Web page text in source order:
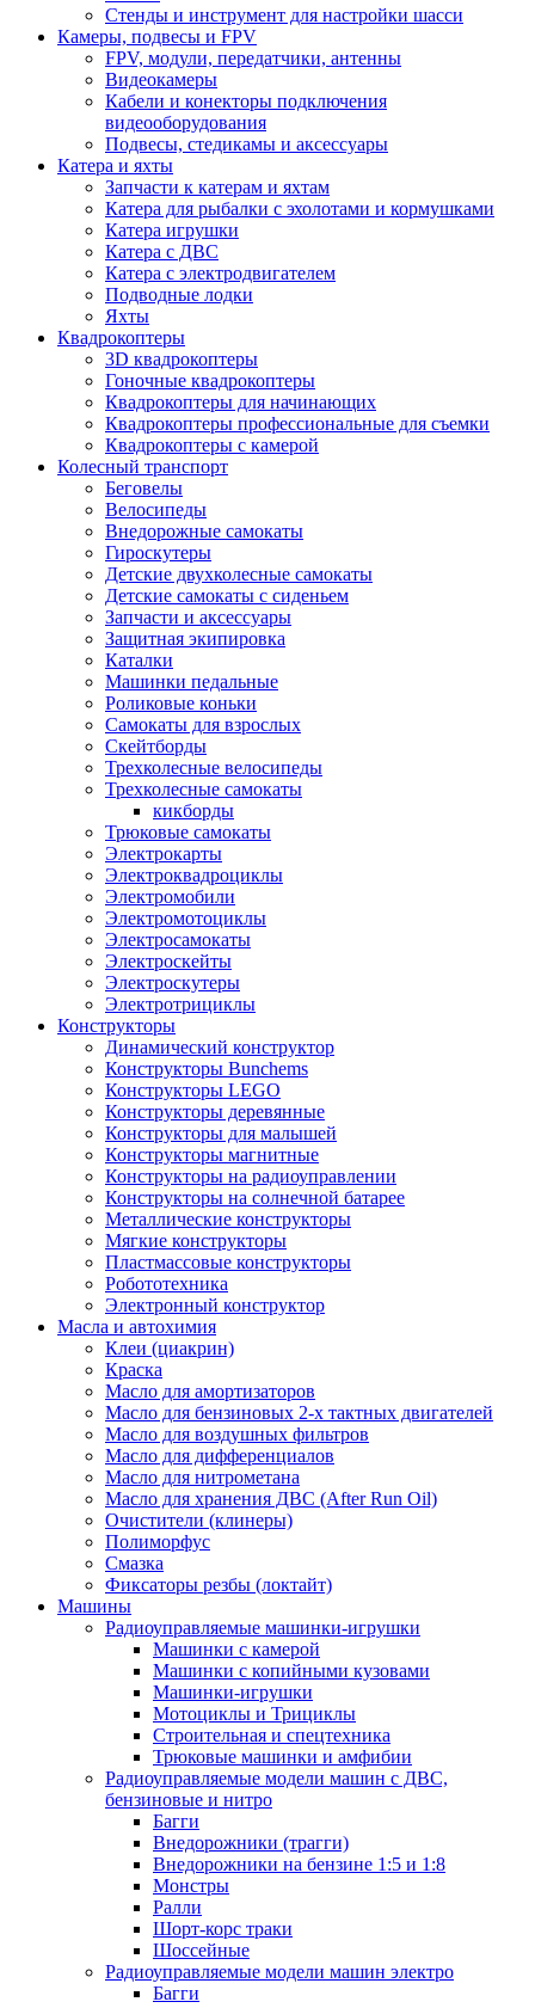
Стенды и инструмент для настройки шасси
Камеры, подвесы и FPV
FPV, модули, передатчики, антенны
Видеокамеры
Кабели и конекторы подключения
видеооборудования
Подвесы, стедикамы и аксессуары
Катера и яхты
Запчасти к катерам и яхтам
Катера для рыбалки с эхолотами и кормушками
Катера игрушки
Катера с ДВС
Катера с электродвигателем
Подводные лодки
Яхты
Квадрокоптеры
3D квадрокоптеры
Гоночные квадрокоптеры
Квадрокоптеры для начинающих
Квадрокоптеры профессиональные для съемки
Квадрокоптеры с камерой
Колесный транспорт
Беговелы
Велосипеды
Внедорожные самокаты
Гироскутеры
Детские двухколесные самокаты
Детские самокаты с сиденьем
Запчасти и аксессуары
Защитная экипировка
Каталки
Машинки педальные
Роликовые коньки
Самокаты для взрослых
Скейтборды
Трехколесные велосипеды
Трехколесные самокаты
кикборды
Трюковые самокаты
Электрокарты
Электроквадроциклы
Электромобили
Электромотоциклы
Электросамокаты
Электроскейты
Электроскутеры
Электротрициклы
Конструкторы
Динамический конструктор
Конструкторы Bunchems
Конструкторы LEGO
Конструкторы деревянные
Конструкторы для малышей
Конструкторы магнитные
Конструкторы на радиоуправлении
Конструкторы на солнечной батарее
Металлические конструкторы
Мягкие конструкторы
Пластмассовые конструкторы
Робототехника
Электронный конструктор
Масла и автохимия
Клеи (циакрин)
Краска
Масло для амортизаторов
Масло для бензиновых 2-х тактных двигателей
Масло для воздушных фильтров
Масло для дифференциалов
Масло для нитрометана
Масло для хранения ДВС (After Run Oil)
Очистители (клинеры)
Полиморфус
Смазка
Фиксаторы резбы (локтайт)
Машины
Радиоуправляемые машинки-игрушки
Машинки с камерой
Машинки с копийными кузовами
Машинки-игрушки
Мотоциклы и Трициклы
Строительная и спецтехника
Трюковые машинки и амфибии
Радиоуправляемые модели машин с ДВС,
бензиновые и нитро
Багги
Внедорожники (трагги)
Внедорожники на бензине 1:5 и 1:8
Монстры
Ралли
Шорт-корс траки
Шоссейные
Радиоуправляемые модели машин электро
Багги